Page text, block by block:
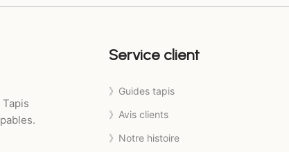
Service client
》Guides tapis
》Avis clients
》Notre histoire